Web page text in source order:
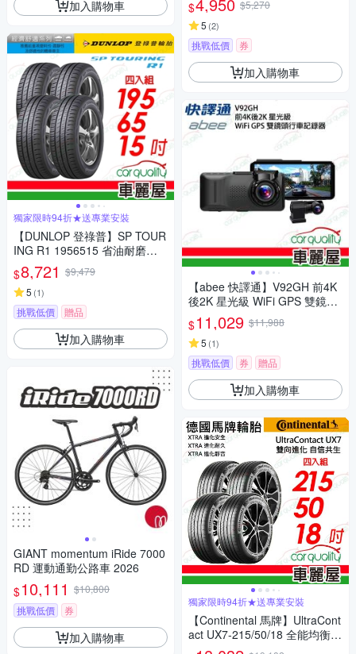
加入購物車
獨家限時94折★送專業安裝
【DUNLOP 登祿普】SP TOUR
ING R1 1956515 省油耐磨輪
胎_四入組_195/65/15 _送安裝
(車麗屋)
$8,721 $9,479
5 (1)
挑戰低價 贈品
加入購物車
GIANT momentum iRide 7000
RD 運動通勤公路車 2026
$10,111 $10,800
挑戰低價
券
加入購物車
$4,950 $5,270
5 (2)
挑戰低價 券
加入購物車
【abee 快譯通】V92GH 前4K
後2K 星光級 WiFi GPS 雙鏡頭
行車記錄器_送安裝 (車麗屋)
$11,029 $11,988
5 (1)
挑戰低價 券 贈品
加入購物車
獨家限時94折★送專業安裝
【Continental 馬牌】UltraCont
act UX7-215/50/18 全能均衡
四入組 送安裝(車麗屋)